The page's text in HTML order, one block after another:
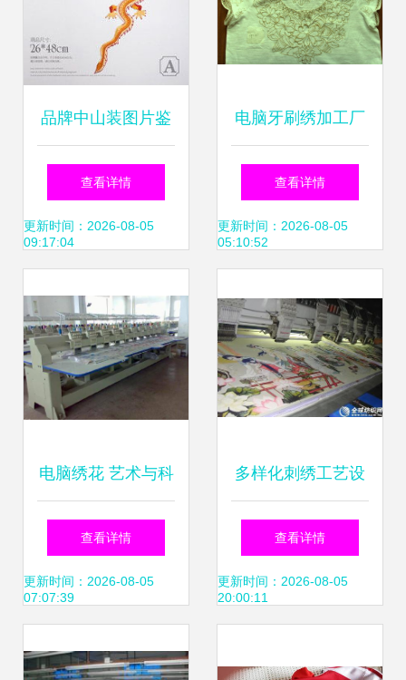
品牌中山装图片鉴
赏 电脑绣花工艺的
精湛之美
查看详情
更新时间：2026-08-05
09:17:04
电脑牙刷绣加工厂
推荐 以诚信为本，
品质为先——专业
查看详情
更新时间：2026-08-05
05:10:52
电脑绣花 艺术与科
技的完美交织
查看详情
更新时间：2026-08-05
07:07:39
多样化刺绣工艺设
备的创新工厂与批
发选择——全球纺
查看详情
更新时间：2026-08-05
20:00:11